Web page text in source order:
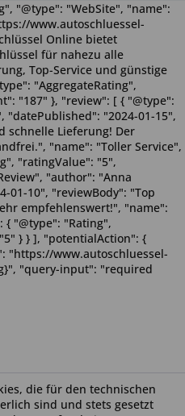
die für den technischen
sind und stets gesetzt
"@type": "WebSite", "name":
www.autoschluessel-
Online bietet
für nahezu alle
Top-Service und günstige
"AggregateRating",
"187" }, "review": [ { "@type":
"2024-01-15",
schnelle Lieferung! Der
"name": "Toller Service",
"ratingValue": "5",
"author": "Anna
01-10", "reviewBody": "Top
empfehlenswert!", "name":
"@type": "Rating",
} } ], "potentialAction": {
"https://www.autoschluessel-
"query-input": "required